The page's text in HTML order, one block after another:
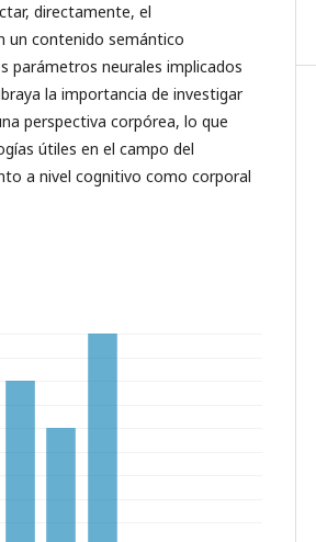
directamente, el
un contenido semántico
parámetros neurales implicados
la importancia de investigar
perspectiva corpórea, lo que
útiles en el campo del
a nivel cognitivo como corporal